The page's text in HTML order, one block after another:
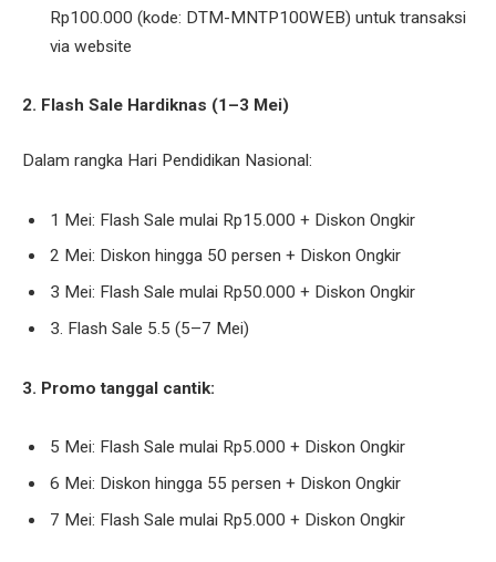
Rp100.000 (kode: DTM-MNTP100WEB) untuk transaksi
via website
2. Flash Sale Hardiknas (1–3 Mei)
Dalam rangka Hari Pendidikan Nasional:
1 Mei: Flash Sale mulai Rp15.000 + Diskon Ongkir
2 Mei: Diskon hingga 50 persen + Diskon Ongkir
3 Mei: Flash Sale mulai Rp50.000 + Diskon Ongkir
3. Flash Sale 5.5 (5–7 Mei)
3. Promo tanggal cantik:
5 Mei: Flash Sale mulai Rp5.000 + Diskon Ongkir
6 Mei: Diskon hingga 55 persen + Diskon Ongkir
7 Mei: Flash Sale mulai Rp5.000 + Diskon Ongkir